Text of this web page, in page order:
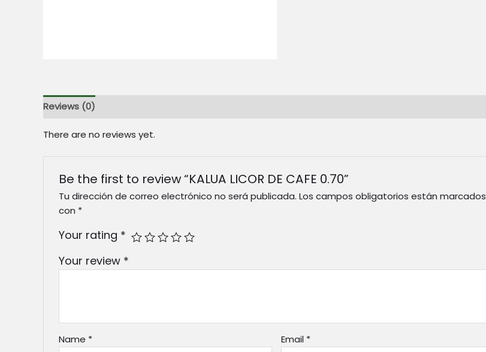
Reviews (0)
There are no reviews yet.
Be the first to review “KALUA LICOR DE CAFE 0.70”
Tu dirección de correo electrónico no será publicada. Los campos obligatorios están marcados
con *
Your rating *
Your review *
Name * Email *